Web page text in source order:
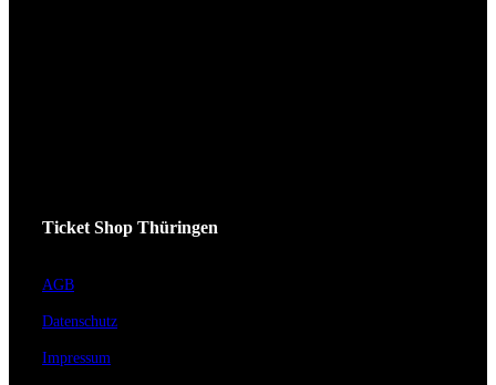
Ticket Shop Thüringen
AGB
Datenschutz
Impressum